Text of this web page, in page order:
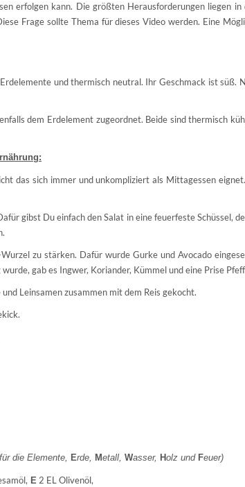
erfolgen kann. Die größten Herausforderungen liegen
Frage sollte Thema für dieses Video werden. Eine
und thermisch neutral. Ihr Geschmack ist süß.
dem Erdelement zugeordnet. Beide sind thermisch
das sich immer und unkompliziert als Mittagessen
gibst Du einfach den Salat in eine feuerfeste Schüssel,
zu stärken. Dafür wurde Gurke und Avocado
gab es Ingwer, Koriander, Kümmel und eine Prise
Leinsamen zusammen mit dem Reis gekocht.
die Elemente, Erde, Metall, Wasser, Holz und Feuer)
E 2 EL Olivenöl,